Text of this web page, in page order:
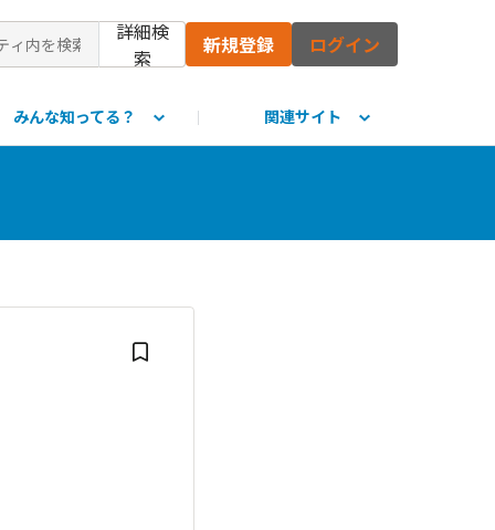
詳細検
索
新規登録 ログイン
みんな知ってる？ 関連サイト